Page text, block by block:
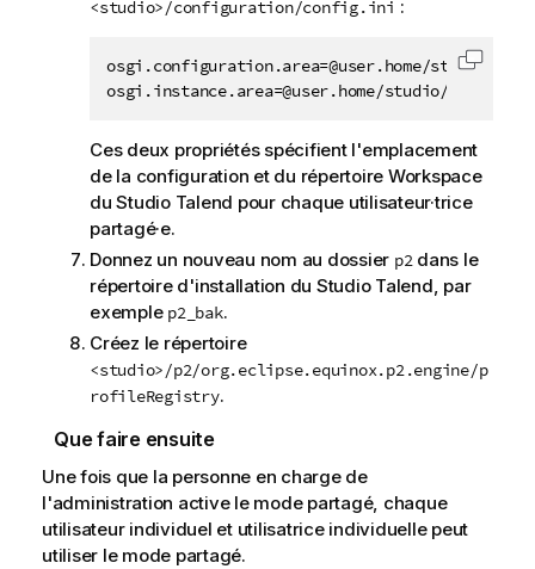
<studio>/configuration/config.ini :
osgi.configuration.area=@user.home/studio/
osgi.instance.area=@user.home/studio/workspace
Copier
Ces deux propriétés spécifient l'emplacement
de la configuration et du répertoire Workspace
duStudio Talend pour chaque utilisateur·trice
partagé·e.
Donnez un nouveau nom au dossier p2dans le
répertoire d'installation du Studio Talend, par
exemple p2_bak.
Créez le répertoire
<studio>/p2/org.eclipse.equinox.p2.engine/p
rofileRegistry.
Que faire ensuite
Une fois que la personne en charge de
l'administration active le mode partagé, chaque
utilisateur individuel et utilisatrice individuelle peut
utiliser le mode partagé.